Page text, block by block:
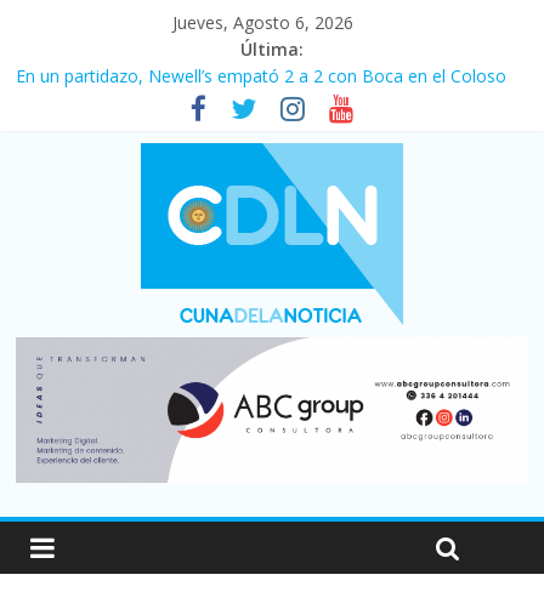
Jueves, Agosto 6, 2026
Última:
En un partidazo, Newell’s empató 2 a 2 con Boca en el Coloso
Vacaciones de invierno con más movimiento y consumo
turístico: 4,6 millones de personas viajaron por el país, un 5,9%
Fuerte caída de la venta de autos usados en julio: bajó un 12,6%
Central venció 1 a 0 al River de Coudet en el Monumental
Pullaro mejora sus relaciones con el Gobierno nacional